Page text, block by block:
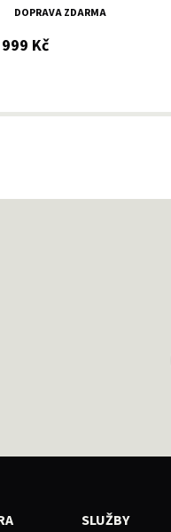
DOPRAVA ZDARMA
Kčs DPH
SLUŽBY